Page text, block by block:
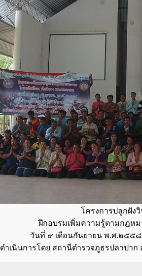
โครงการปลูกฝัง
ฝึกอบรมเพิ่มความรู้ตามกฎห
วันที่ ๙ เดือนกันยายน พ.ศ.๒๕๕
ดำเนินการโดย สถานีตำรวจภูธรปลาปา